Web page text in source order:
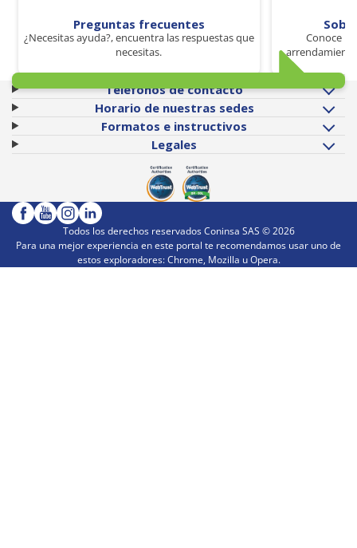
Preguntas frecuentes
¿Necesitas ayuda?, encuentra las respuestas que
necesitas.
Conoce
Teléfonos de contacto
Horario de nuestras sedes
Formatos e instructivos
Legales
Todos los derechos reservados Coninsa SAS ©2026
Para una mejor experiencia en este portal te recomendamos usar uno de
estos exploradores: Chrome, Mozilla u Opera.